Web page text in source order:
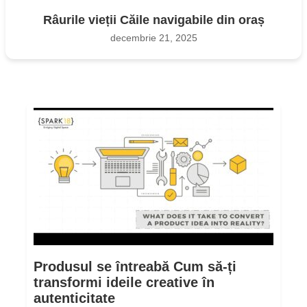
Râurile vieții Căile navigabile din oraș
decembrie 21, 2025
Produsul se întreabă Cum să-ți
transformi ideile creative în
autenticitate